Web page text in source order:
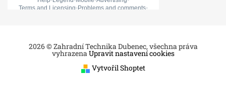
2026 © Zahradní Technika Dubenec, všechna práva
vyhrazena Upravit nastavení cookies
Vytvořil Shoptet